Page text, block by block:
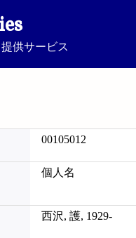
供サービス
00105012
個人名
西沢, 護, 1929-